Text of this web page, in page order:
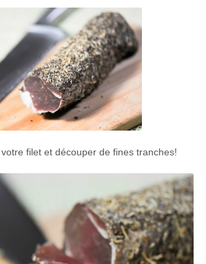
votre filet et découper de fines tranches!